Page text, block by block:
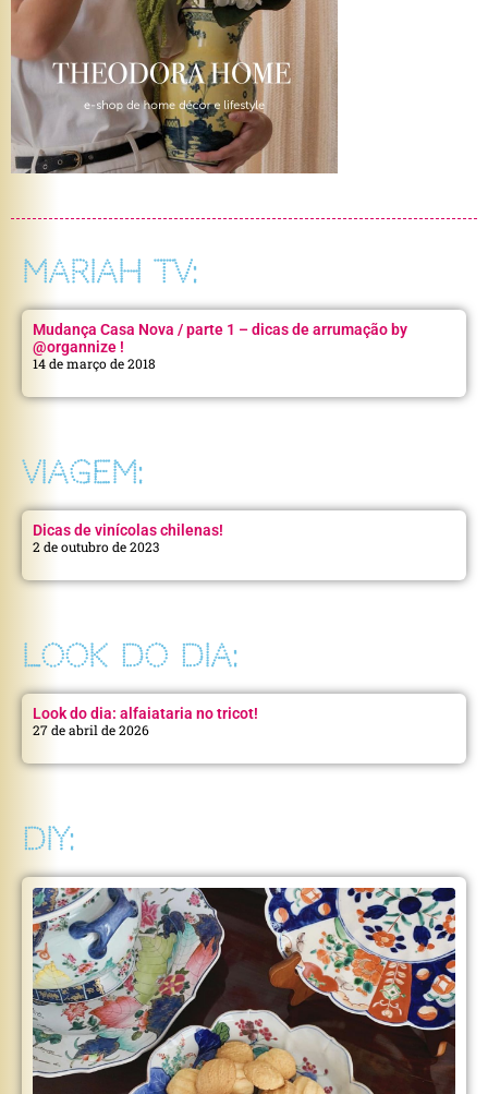
MARIAH TV:
Mudança Casa Nova / parte 1 – dicas de arrumação by
@organnize !
14 de março de 2018
VIAGEM:
Dicas de vinícolas chilenas!
2 de outubro de 2023
LOOK DO DIA:
Look do dia: alfaiataria no tricot!
27 de abril de 2026
DIY: